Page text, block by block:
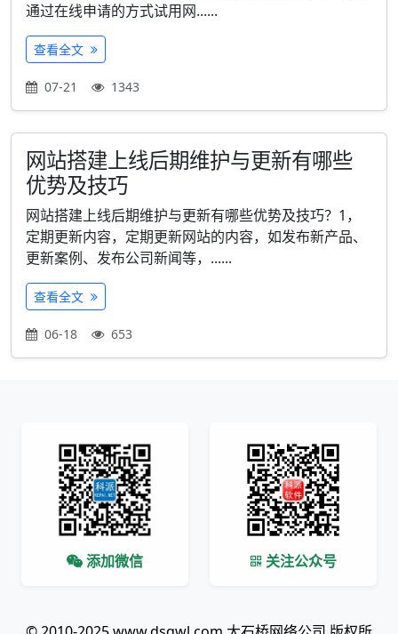
通过在线申请的方式试用网......
查看全文
07-21 1343
网站搭建上线后期维护与更新有哪些
优势及技巧
网站搭建上线后期维护与更新有哪些优势及技巧？1，
定期更新内容，定期更新网站的内容，如发布新产品、
更新案例、发布公司新闻等，......
查看全文
06-18 653
添加微信 关注公众号